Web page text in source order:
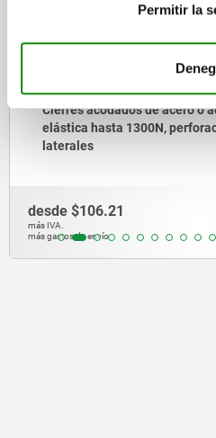
Permitir la
o acero inoxidable con brida
atornilladas